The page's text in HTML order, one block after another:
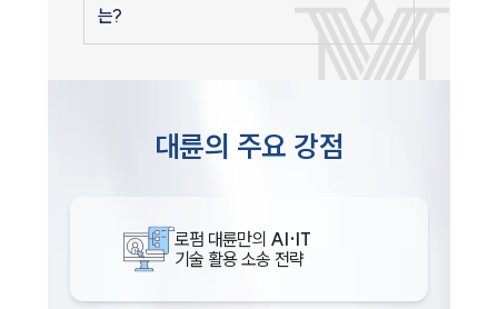
는?
대륜의 주요 강점
로펌 대륜만의 AI·IT
기술 활용 소송 전략